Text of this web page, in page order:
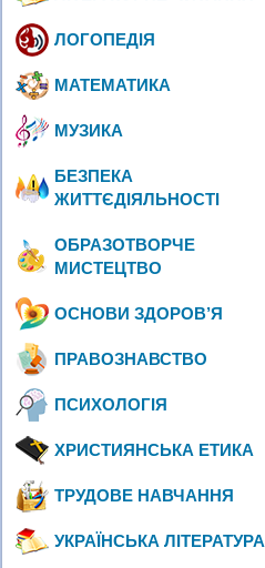
ЛОГОПЕДІЯ
МАТЕМАТИКА
МУЗИКА
БЕЗПЕКА
ЖИТТЄДІЯЛЬНОСТІ
ОБРАЗОТВОРЧЕ
МИСТЕЦТВО
ОСНОВИ ЗДОРОВ’Я
ПРАВОЗНАВСТВО
ПСИХОЛОГІЯ
ХРИСТИЯНСЬКА ЕТИКА
ТРУДОВЕ НАВЧАННЯ
УКРАЇНСЬКА ЛІТЕРАТУРА